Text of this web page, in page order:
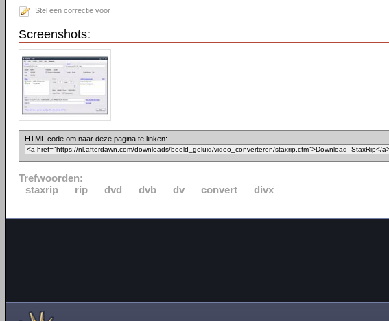
Stel een correctie voor
Screenshots:
HTML code om naar deze pagina te linken:
Trefwoorden:
staxrip
rip dvd dvb dv convert divx